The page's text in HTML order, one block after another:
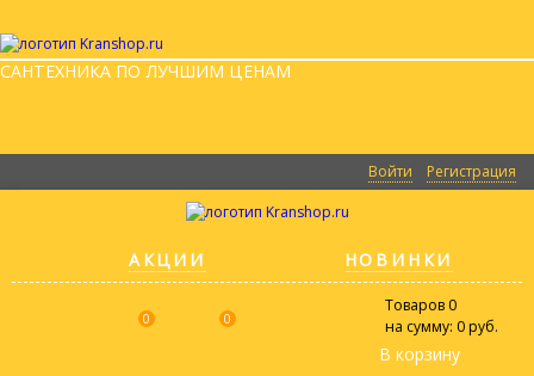
САНТЕХНИКА ПО ЛУЧШИМ ЦЕНАМ
Войти Регистрация
АКЦИИ НОВИНКИ
Товаров 0
на сумму: 0 руб.
В корзину
0 0